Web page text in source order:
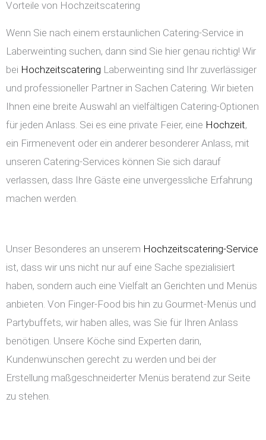
Vorteile von Hochzeitscatering
Wenn Sie nach einem erstaunlichen Catering-Service in
Laberweinting suchen, dann sind Sie hier genau richtig! Wir
bei Hochzeitscatering Laberweinting sind Ihr zuverlässiger
und professioneller Partner in Sachen Catering. Wir bieten
Ihnen eine breite Auswahl an vielfältigen Catering-Optionen
für jeden Anlass. Sei es eine private Feier, eine Hochzeit,
ein Firmenevent oder ein anderer besonderer Anlass, mit
unseren Catering-Services können Sie sich darauf
verlassen, dass Ihre Gäste eine unvergessliche Erfahrung
machen werden.
Unser Besonderes an unserem Hochzeitscatering-Service
ist, dass wir uns nicht nur auf eine Sache spezialisiert
haben, sondern auch eine Vielfalt an Gerichten und Menüs
anbieten. Von Finger-Food bis hin zu Gourmet-Menüs und
Partybuffets, wir haben alles, was Sie für Ihren Anlass
benötigen. Unsere Köche sind Experten darin,
Kundenwünschen gerecht zu werden und bei der
Erstellung maßgeschneiderter Menüs beratend zur Seite
zu stehen.